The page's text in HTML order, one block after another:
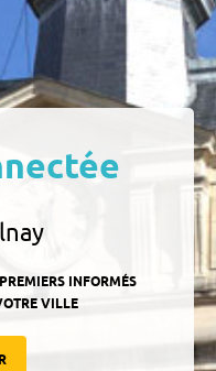
INFORMÉS
VILLE